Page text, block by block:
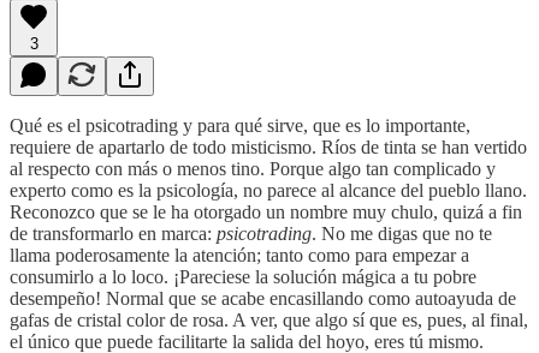
3
Qué es el psicotrading y para qué sirve, que es lo importante,
requiere de apartarlo de todo misticismo. Ríos de tinta se han vertido
al respecto con más o menos tino. Porque algo tan complicado y
experto como es la psicología, no parece al alcance del pueblo llano.
Reconozco que se le ha otorgado un nombre muy chulo, quizá a fin
de transformarlo en marca: psicotrading. No me digas que no te
llama poderosamente la atención; tanto como para empezar a
consumirlo a lo loco. ¡Pareciese la solución mágica a tu pobre
desempeño! Normal que se acabe encasillando como autoayuda de
gafas de cristal color de rosa. A ver, que algo sí que es, pues, al final,
el único que puede facilitarte la salida del hoyo, eres tú mismo.